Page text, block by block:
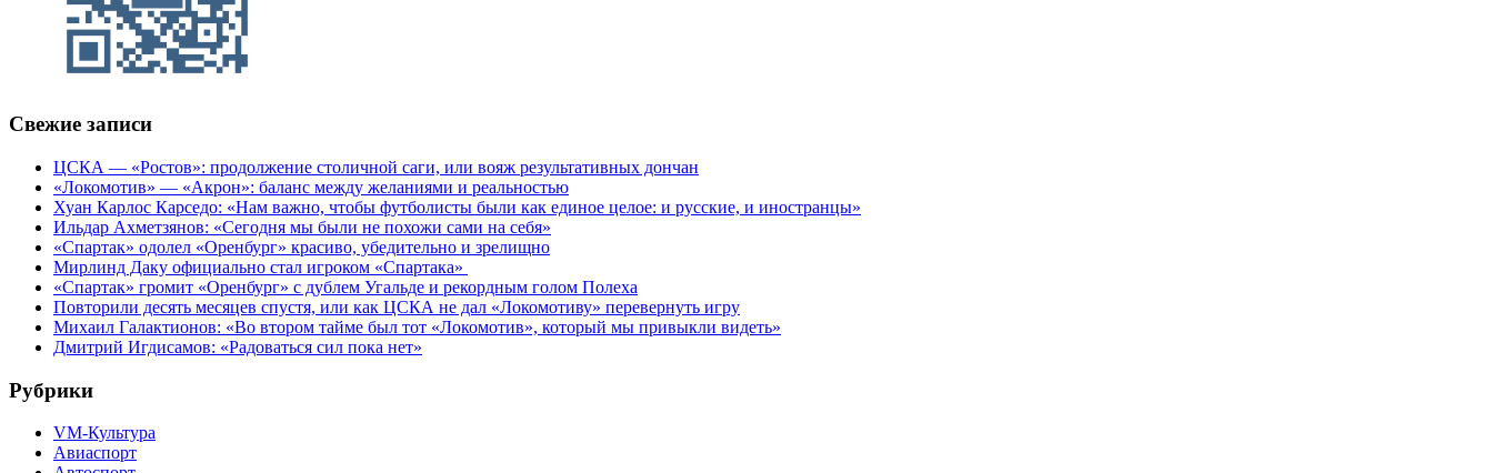
Свежие записи
ЦСКА — «Ростов»: продолжение столичной саги, или вояж результативных дончан
«Локомотив» — «Акрон»: баланс между желаниями и реальностью
Хуан Карлос Карседо: «Нам важно, чтобы футболисты были как единое целое: и русские, и иностранцы»
Ильдар Ахметзянов: «Сегодня мы были не похожи сами на себя»
«Спартак» одолел «Оренбург» красиво, убедительно и зрелищно
Мирлинд Даку официально стал игроком «Спартака»
«Спартак» громит «Оренбург» с дублем Угальде и рекордным голом Полеха
Повторили десять месяцев спустя, или как ЦСКА не дал «Локомотиву» перевернуть игру
Михаил Галактионов: «Во втором тайме был тот «Локомотив», который мы привыкли видеть»
Дмитрий Игдисамов: «Радоваться сил пока нет»
Рубрики
VM-Культура
Авиаспорт